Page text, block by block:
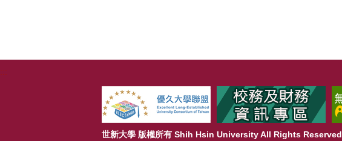
:::
世新大學 版權所有 Shih Hsin University All Rights Reserved